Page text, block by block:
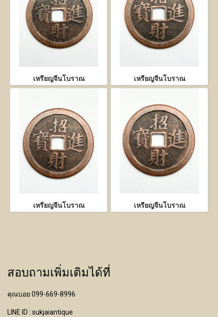
เหรียญจีนโบราณ เหรียญจีนโบราณ
เหรียญจีนโบราณ เหรียญจีนโบราณ
สอบถามเพิ่มเติมได้ที่
คุณบอย 099-669-8996
LINE ID : sukjaiantique